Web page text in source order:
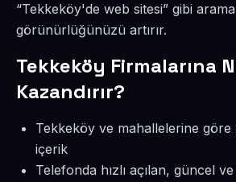
“Tekkeköy'de web sitesi” gibi
görünürlüğünüzü artırır.
Tekkeköy Firmalarına
Kazandırır?
Tekkeköy ve mahallelerine göre
içerik
Telefonda hızlı açılan, güncel